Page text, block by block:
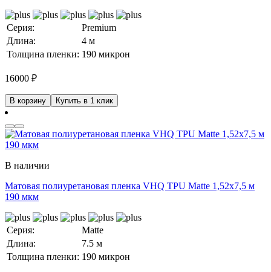
Серия:
Premium
Длина:
4 м
Толщина пленки: 190 микрон
16000 ₽
В корзину Купить в 1 клик
В наличии
Матовая полиуретановая пленка VHQ TPU Matte 1,52х7,5 м
190 мкм
Серия:
Matte
Длина:
7.5 м
Толщина пленки: 190 микрон